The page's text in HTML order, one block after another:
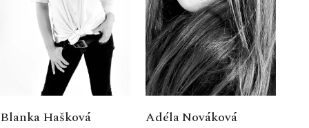
Blanka Hašková Adéla Nováková